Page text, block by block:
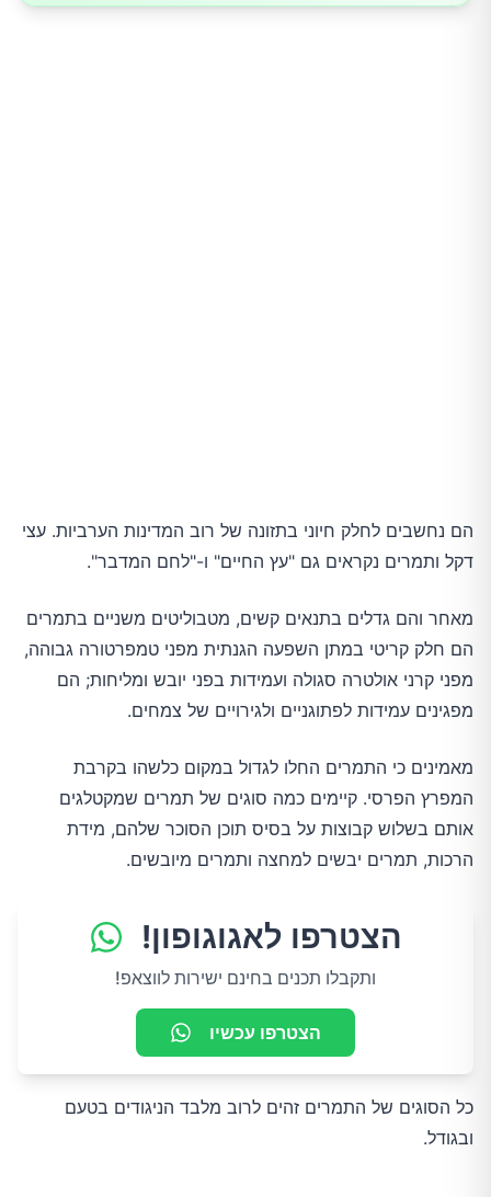
16.תחזוקה של עור בריא
כמה תמרים מומלץ לצרוך ביום?
האם יש תופעות לוואי לצריכה של תמרים?
1.בתמרים יש כמות גבוהה של סוכר
2.ערך קלורי גבוהה
הם נחשבים לחלק חיוני בתזונה של רוב המדינות הערביות. עצי
דקל ותמרים נקראים גם "עץ החיים" ו-"לחם המדבר".
מאחר והם גדלים בתנאים קשים, מטבוליטים משניים בתמרים
הם חלק קריטי במתן השפעה הגנתית מפני טמפרטורה גבוהה,
מפני קרני אולטרה סגולה ועמידות בפני יובש ומליחות; הם
מפגינים עמידות לפתוגניים ולגירויים של צמחים.
מאמינים כי התמרים החלו לגדול במקום כלשהו בקרבת
המפרץ הפרסי. קיימים כמה סוגים של תמרים שמקטלגים
אותם בשלוש קבוצות על בסיס תוכן הסוכר שלהם, מידת
הרכות, תמרים יבשים למחצה ותמרים מיובשים.
הצטרפו לאגוגופון!
ותקבלו תכנים בחינם ישירות לווצאפ!
הצטרפו עכשיו
כל הסוגים של התמרים זהים לרוב מלבד הניגודים בטעם
ובגודל.